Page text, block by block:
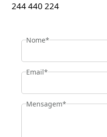
244 440 224
Nome*
Email*
Mensagem*